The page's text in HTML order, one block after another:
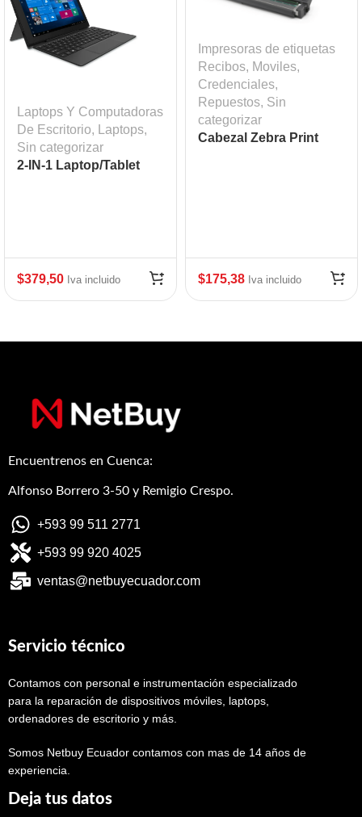
Laptops Y Computadoras
De Escritorio, Laptops,
Sin categorizar
2-IN-1 Laptop/Tablet
$379,50 Iva incluido
Impresoras de etiquetas
Recibos, Moviles,
Credenciales,
Repuestos, Sin
categorizar
Cabezal Zebra Print
$175,38 Iva incluido
Encuentrenos en Cuenca:
Alfonso Borrero 3-50 y Remigio Crespo.
+593 99 511 2771
+593 99 920 4025
ventas@netbuyecuador.com
Servicio técnico
Contamos con personal e instrumentación especializado
para la reparación de dispositivos móviles, laptops,
ordenadores de escritorio y más.
Somos Netbuy Ecuador contamos con mas de 14 años de
experiencia.
Deja tus datos